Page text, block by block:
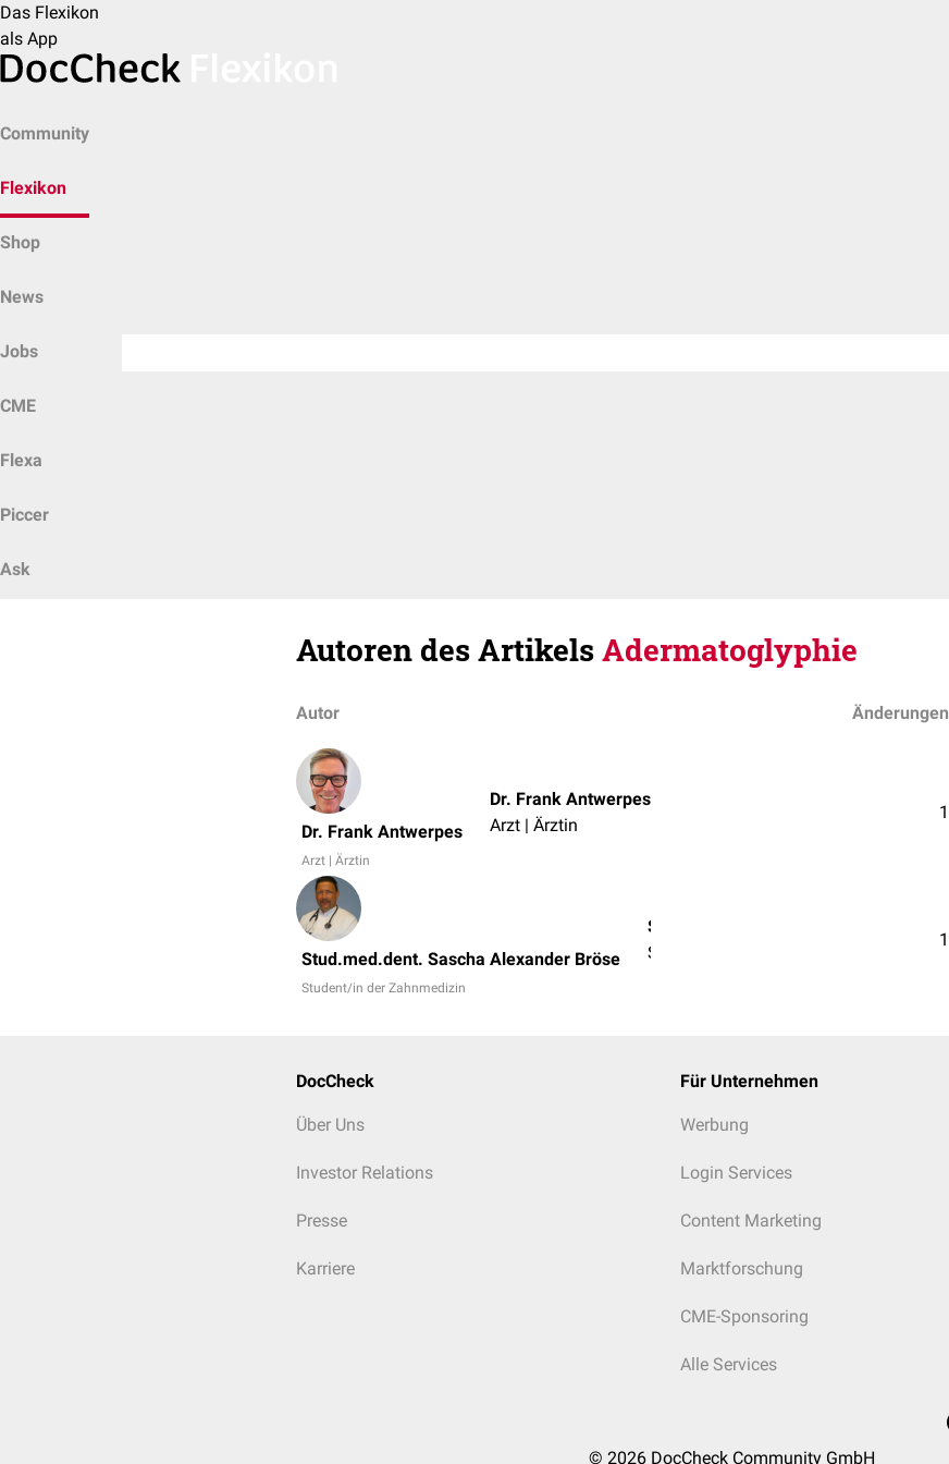
Das Flexikon
als App
Community
Flexikon
Shop
News
Jobs
CME
Flexa
Piccer
Ask
Autoren des ArtikelsAdermatoglyphie
Autor Änderungen
Dr. Frank Antwerpes
Arzt | Ärztin
Dr. Frank Antwerpes
Arzt | Ärztin
1
Stud.med.dent. Sascha Alexander Bröse
Student/in der Zahnmedizin
1
DocCheck
Über Uns
Investor Relations
Presse
Karriere
Für Unternehmen
Werbung
Login Services
Content Marketing
Marktforschung
CME-Sponsoring
Alle Services
© 2026 DocCheck Community GmbH